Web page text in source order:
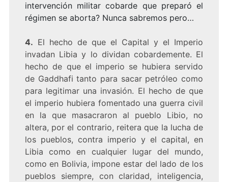
intervención militar cobarde que preparó el
régimen se aborta? Nunca sabremos pero…
4. El hecho de que el Capital y el Imperio
invadan Libia y lo dividan cobardemente. El
hecho de que el imperio se hubiera servido
de Gaddhafi tanto para sacar petróleo como
para legitimar una invasión. El hecho de que
el imperio hubiera fomentado una guerra civil
en la que masacraron al pueblo Libio, no
altera, por el contrario, reitera que la lucha de
los pueblos, contra imperio y el capital, en
Libia como en cualquier lugar del mundo,
como en Bolivia, impone estar del lado de los
pueblos siempre, con claridad, inteligencia,